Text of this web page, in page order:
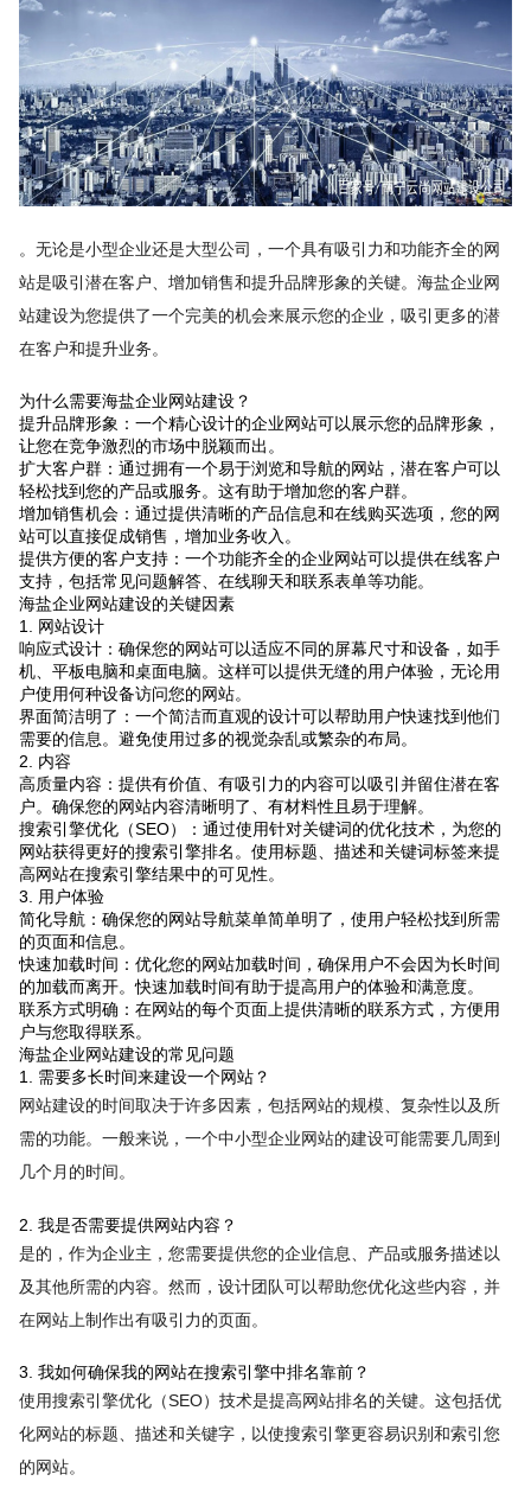
。无论是小型企业还是大型公司，一个具有吸引力和功能齐全的网
站是吸引潜在客户、增加销售和提升品牌形象的关键。海盐企业网
站建设为您提供了一个完美的机会来展示您的企业，吸引更多的潜
在客户和提升业务。
为什么需要海盐企业网站建设？
提升品牌形象：一个精心设计的企业网站可以展示您的品牌形象，
让您在竞争激烈的市场中脱颖而出。
扩大客户群：通过拥有一个易于浏览和导航的网站，潜在客户可以
轻松找到您的产品或服务。这有助于增加您的客户群。
增加销售机会：通过提供清晰的产品信息和在线购买选项，您的网
站可以直接促成销售，增加业务收入。
提供方便的客户支持：一个功能齐全的企业网站可以提供在线客户
支持，包括常见问题解答、在线聊天和联系表单等功能。
海盐企业网站建设的关键因素
1. 网站设计
响应式设计：确保您的网站可以适应不同的屏幕尺寸和设备，如手
机、平板电脑和桌面电脑。这样可以提供无缝的用户体验，无论用
户使用何种设备访问您的网站。
界面简洁明了：一个简洁而直观的设计可以帮助用户快速找到他们
需要的信息。避免使用过多的视觉杂乱或繁杂的布局。
2. 内容
高质量内容：提供有价值、有吸引力的内容可以吸引并留住潜在客
户。确保您的网站内容清晰明了、有材料性且易于理解。
搜索引擎优化（SEO）：通过使用针对关键词的优化技术，为您的
网站获得更好的搜索引擎排名。使用标题、描述和关键词标签来提
高网站在搜索引擎结果中的可见性。
3. 用户体验
简化导航：确保您的网站导航菜单简单明了，使用户轻松找到所需
的页面和信息。
快速加载时间：优化您的网站加载时间，确保用户不会因为长时间
的加载而离开。快速加载时间有助于提高用户的体验和满意度。
联系方式明确：在网站的每个页面上提供清晰的联系方式，方便用
户与您取得联系。
海盐企业网站建设的常见问题
1. 需要多长时间来建设一个网站？
网站建设的时间取决于许多因素，包括网站的规模、复杂性以及所
需的功能。一般来说，一个中小型企业网站的建设可能需要几周到
几个月的时间。
2. 我是否需要提供网站内容？
是的，作为企业主，您需要提供您的企业信息、产品或服务描述以
及其他所需的内容。然而，设计团队可以帮助您优化这些内容，并
在网站上制作出有吸引力的页面。
3. 我如何确保我的网站在搜索引擎中排名靠前？
使用搜索引擎优化（SEO）技术是提高网站排名的关键。这包括优
化网站的标题、描述和关键字，以使搜索引擎更容易识别和索引您
的网站。